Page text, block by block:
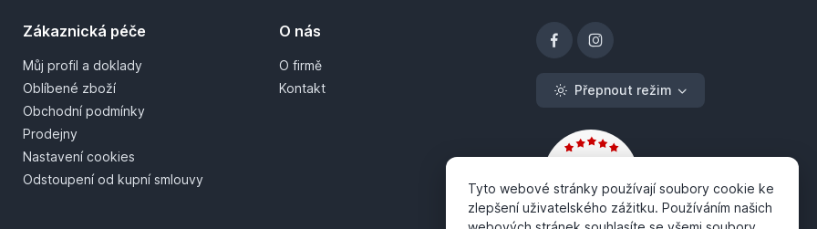
Zákaznická péče
Můj profil a doklady
Oblíbené zboží
Obchodní podmínky
Prodejny
Nastavení cookies
Odstoupení od kupní smlouvy
O nás
O firmě
Kontakt
Přepnout režim
Tyto webové stránky používají soubory cookie ke
zlepšení uživatelského zážitku. Používáním našich